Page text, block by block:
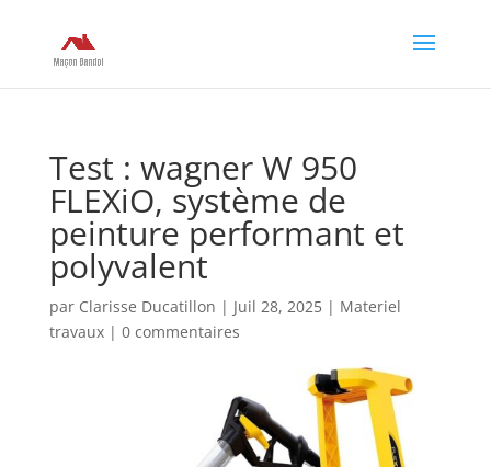
Test : wagner W 950
FLEXiO, système de
peinture performant et
polyvalent
par Clarisse Ducatillon | Juil 28, 2025| Materiel
travaux| 0 commentaires